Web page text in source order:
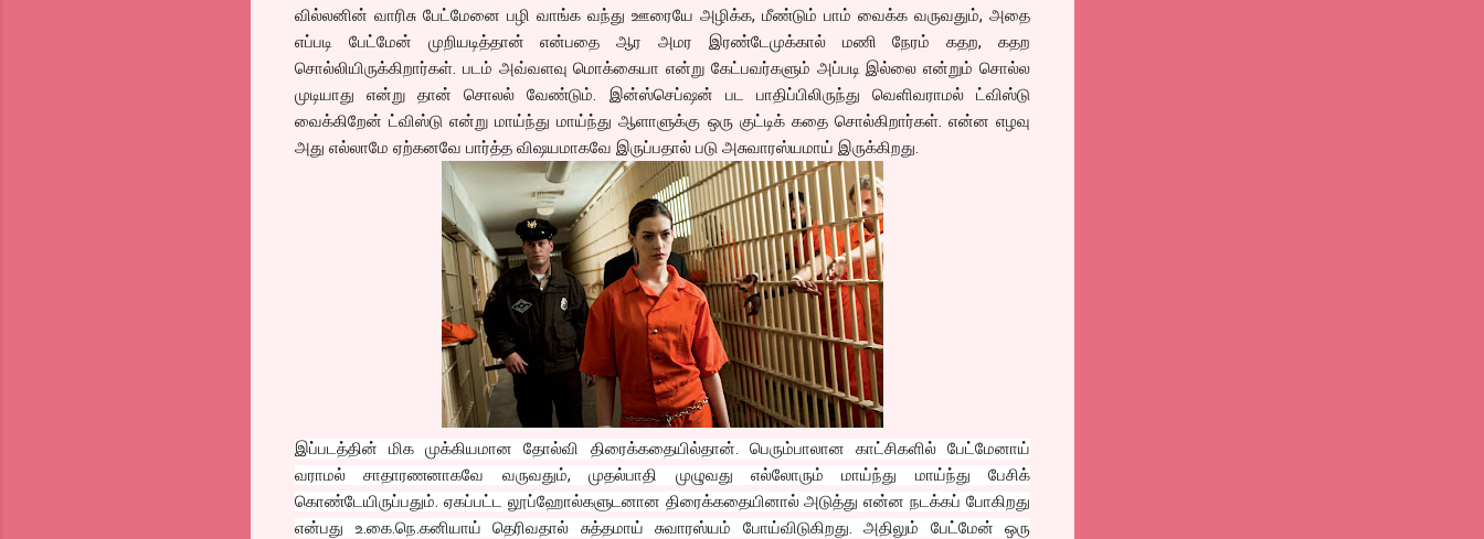
வில்லனின் வாரிசு பேட்மேனை பழி வாங்க வந்து ஊரையே அழிக்க, மீண்டும் பாம் வைக்க வருவதும், அதை
எப்படி பேட்மேன் முறியடித்தான் என்பதை ஆர அமர இரண்டேமுக்கால் மணி நேரம் கதற, கதற
சொல்லியிருக்கிறார்கள். படம் அவ்வளவு மொக்கையா என்று கேட்பவர்களும் அப்படி இல்லை என்றும் சொல்ல
முடியாது என்று தான் சொலல் வேண்டும். இன்ஸ்செப்ஷன் பட பாதிப்பிலிருந்து வெளிவராமல் ட்விஸ்டு
வைக்கிறேன் ட்விஸ்டு என்று மாய்ந்து மாய்ந்து ஆளாளுக்கு ஒரு குட்டிக் கதை சொல்கிறார்கள். என்ன எழவு
அது எல்லாமே ஏற்கனவே பார்த்த விஷயமாகவே இருப்பதால் படு அசுவாரஸ்யமாய் இருக்கிறது.
இப்படத்தின் மிக முக்கியமான தோல்வி திரைக்கதையில்தான். பெரும்பாலான காட்சிகளில் பேட்மேனாய்
வராமல் சாதாரணனாகவே வருவதும், முதல்பாதி முழுவது எல்லோரும் மாய்ந்து மாய்ந்து பேசிக்
கொண்டேயிருப்பதும். ஏகப்பட்ட லூப்ஹோல்களுடனான திரைக்கதையினால் அடுத்து என்ன நடக்கப் போகிறது
என்பது உ.கை.நெ.கனியாய் தெரிவதால் சுத்தமாய் சுவாரஸ்யம் போய்விடுகிறது. அதிலும் பேட்மேன் ஒரு